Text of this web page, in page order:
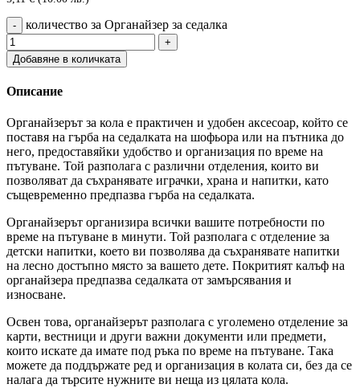
количество за Органайзер за седалка
Добавяне в количката
Описание
Органайзерът за кола е практичен и удобен аксесоар, който се
поставя на гърба на седалката на шофьора или на пътника до
него, предоставяйки удобство и организация по време на
пътуване. Той разполага с различни отделения, които ви
позволяват да съхранявате играчки, храна и напитки, като
същевременно предпазва гърба на седалката.
Органайзерът организира всички вашите потребности по
време на пътуване в минути. Той разполага с отделение за
детски напитки, което ви позволява да съхранявате напитки
на лесно достъпно място за вашето дете. Покритият калъф на
органайзера предпазва седалката от замърсявания и
износване.
Освен това, органайзерът разполага с уголемено отделение за
карти, вестници и други важни документи или предмети,
които искате да имате под ръка по време на пътуване. Така
можете да поддържате ред и организация в колата си, без да се
налага да търсите нужните ви неща из цялата кола.